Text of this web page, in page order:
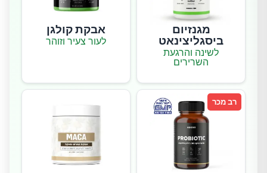
מגנזיום
ביסגליצינאט
לשינה והרגעת
השרירים
אבקת קולגן
לעור צעיר וזוהר
רב מכר